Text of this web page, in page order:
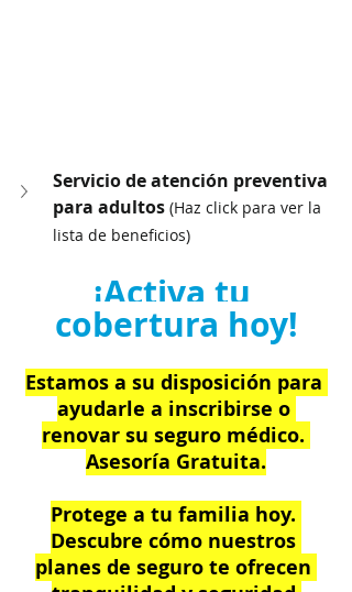
Servicio de atención preventiva
para adultos (Haz click para ver la
lista de beneficios)
¡Activa tu
cobertura hoy!
Estamos a su disposición para
ayudarle a inscribirse o
renovar su seguro médico.
Asesoría Gratuita.
Protege a tu familia hoy.
Descubre cómo nuestros
planes de seguro te ofrecen